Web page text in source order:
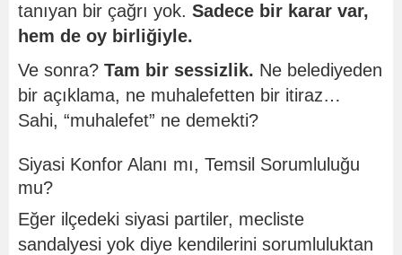
tanıyan bir çağrı yok. Sadece bir karar var,
hem de oy birliğiyle.
Ve sonra? Tam bir sessizlik. Ne belediyeden
bir açıklama, ne muhalefetten bir itiraz…
Sahi, “muhalefet” ne demekti?
Siyasi Konfor Alanı mı, Temsil Sorumluluğu
mu?
Eğer ilçedeki siyasi partiler, mecliste
sandalyesi yok diye kendilerini sorumluluktan